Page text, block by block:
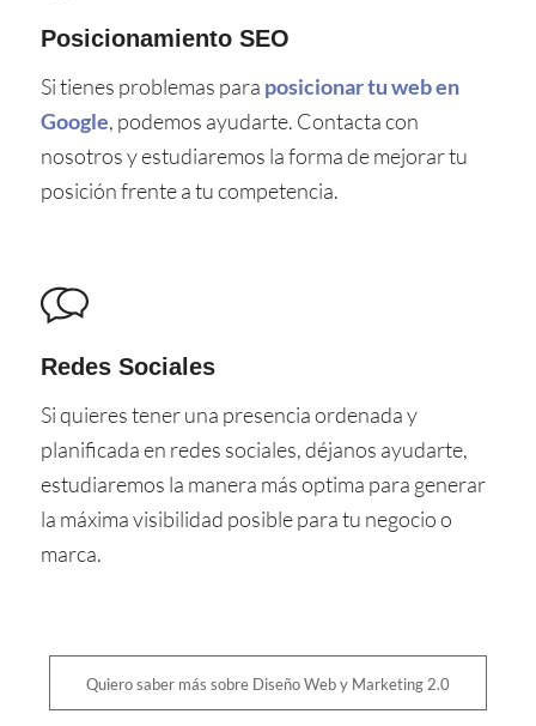
Posicionamiento SEO
Si tienes problemas para posicionar tu web en
Google, podemos ayudarte. Contacta con
nosotros y estudiaremos la forma de mejorar tu
posición frente a tu competencia.
Redes Sociales
Si quieres tener una presencia ordenada y
planificada en redes sociales, déjanos ayudarte,
estudiaremos la manera más optima para generar
la máxima visibilidad posible para tu negocio o
marca.
Quiero saber más sobre Diseño Web y Marketing 2.0